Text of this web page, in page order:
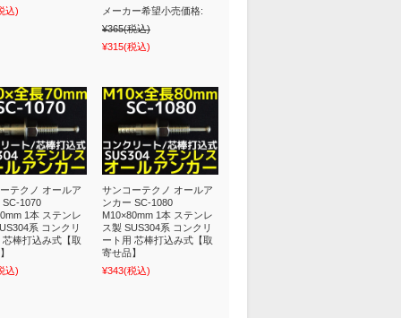
込)
メーカー希望小売価格:
¥365(税込)
¥315(税込)
テクノ オールア
SC-1070
1本 ステンレ
系 コンクリ
芯棒打込み式【取
込)
サンコーテクノ オールア
ンカー SC-1080
M10×80mm 1本 ステンレ
ス製 SUS304系 コンクリ
ート用 芯棒打込み式【取
寄せ品】
¥343(税込)